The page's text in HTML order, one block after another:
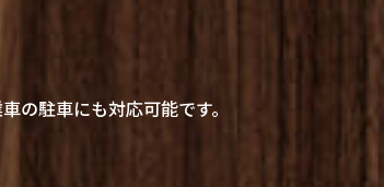
の駐車にも対応可能です。